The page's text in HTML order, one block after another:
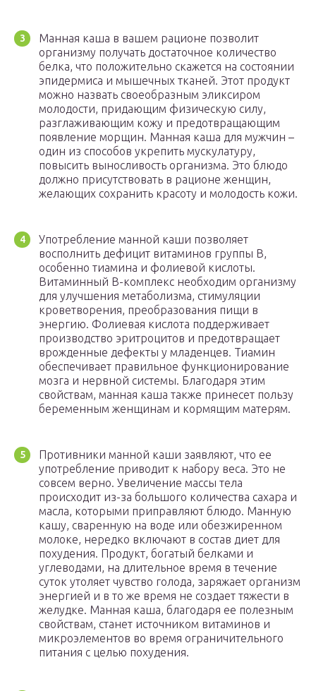
Манная каша в вашем рационе позволит
организму получать достаточное количество
белка, что положительно скажется на состоянии
эпидермиса и мышечных тканей. Этот продукт
можно назвать своеобразным эликсиром
молодости, придающим физическую силу,
разглаживающим кожу и предотвращающим
появление морщин. Манная каша для мужчин –
один из способов укрепить мускулатуру,
повысить выносливость организма. Это блюдо
должно присутствовать в рационе женщин,
желающих сохранить красоту и молодость кожи.
Употребление манной каши позволяет
восполнить дефицит витаминов группы В,
особенно тиамина и фолиевой кислоты.
Витаминный B-комплекс необходим организму
для улучшения метаболизма, стимуляции
кроветворения, преобразования пищи в
энергию. Фолиевая кислота поддерживает
производство эритроцитов и предотвращает
врожденные дефекты у младенцев. Тиамин
обеспечивает правильное функционирование
мозга и нервной системы. Благодаря этим
свойствам, манная каша также принесет пользу
беременным женщинам и кормящим матерям.
Противники манной каши заявляют, что ее
употребление приводит к набору веса. Это не
совсем верно. Увеличение массы тела
происходит из-за большого количества сахара и
масла, которыми приправляют блюдо. Манную
кашу, сваренную на воде или обезжиренном
молоке, нередко включают в состав диет для
похудения. Продукт, богатый белками и
углеводами, на длительное время в течение
суток утоляет чувство голода, заряжает организм
энергией и в то же время не создает тяжести в
желудке. Манная каша, благодаря ее полезным
свойствам, станет источником витаминов и
микроэлементов во время ограничительного
питания с целью похудения.